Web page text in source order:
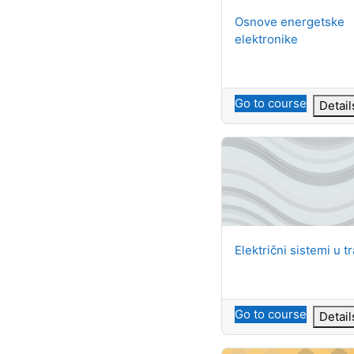
Course name
Osnove energetske
elektronike
Go to course
Električni sistemi u
Course name
Električni sistemi u
Go to course